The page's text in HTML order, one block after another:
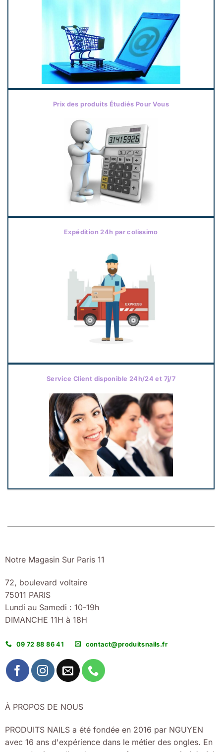
Prix des produits Étudiés Pour Vous
Expédition 24h par colissimo
Service Client disponible 24h/24 et 7j/7
Notre Magasin Sur Paris 11
72, boulevard voltaire
75011 PARIS
Lundi au Samedi : 10-19h
DIMANCHE 11H à 18H
09 72 88 86 41 contact@produitsnails.fr
À PROPOS DE NOUS
PRODUITS NAILS a été fondée en 2016 par NGUYEN
avec 16 ans d'expérience dans le métier des ongles. En